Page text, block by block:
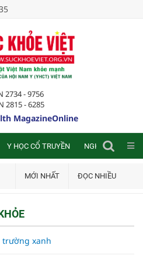
2734 - 9756
2815 - 6285
MagazineOnline
Y HỌC CỔ TRUYỀN NGHIÊN CỨU
MỚI NHẤT ĐỌC NHIỀU
trường xanh